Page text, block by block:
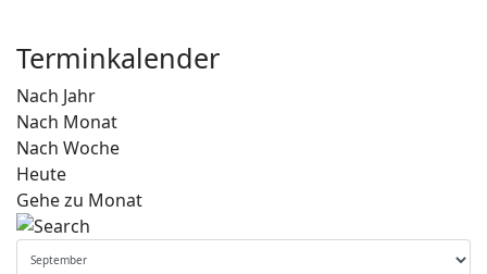
Terminkalender
Nach Jahr
Nach Monat
Nach Woche
Heute
Gehe zu Monat